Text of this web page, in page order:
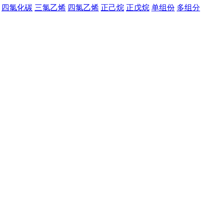
四氯化碳 三氯乙烯 四氯乙烯 正己烷 正戊烷 单组份 多组分